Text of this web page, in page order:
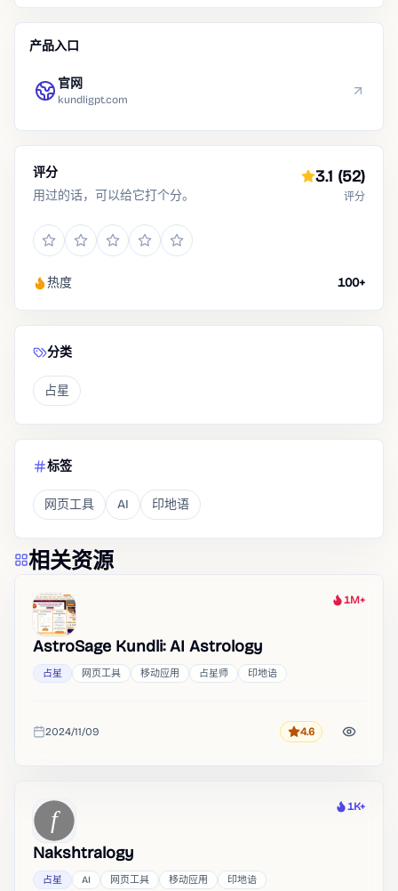
产品入口
官网
kundligpt.com
评分
用过的话，可以给它打个分。
3.1 (52)
评分
热度 100+
分类
占星
标签
网页工具 AI 印地语
相关资源
热度
1M+
AstroSage Kundli: AI Astrology
占星 网页工具 移动应用 占星师 印地语
收录时间
2024/11/09 评分4.6
热度
1K+
Nakshtralogy
占星 AI 网页工具 移动应用 印地语